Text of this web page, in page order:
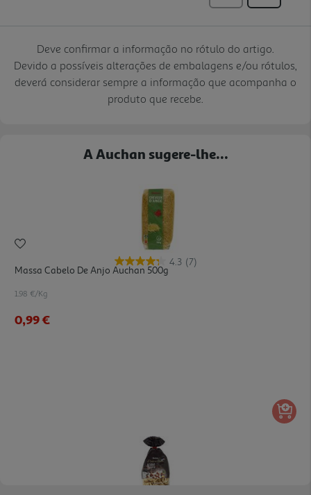
Deve confirmar a informação no rótulo do artigo.
Devido a possíveis alterações de embalagens e/ou rótulos,
deverá considerar sempre a informação que acompanha o
produto que recebe.
A Auchan sugere-lhe...
4.3 (7)
Massa Cabelo De Anjo Auchan 500g
1.98 €/Kg
0,99 €